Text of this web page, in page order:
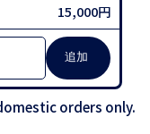
15,000円
orders only.